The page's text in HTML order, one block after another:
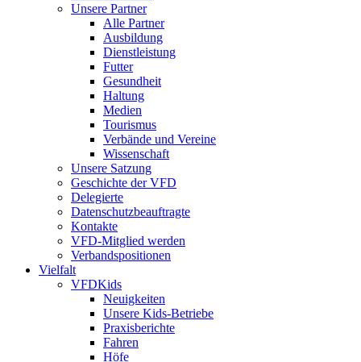
Unsere Partner
Alle Partner
Ausbildung
Dienstleistung
Futter
Gesundheit
Haltung
Medien
Tourismus
Verbände und Vereine
Wissenschaft
Unsere Satzung
Geschichte der VFD
Delegierte
Datenschutzbeauftragte
Kontakte
VFD-Mitglied werden
Verbandspositionen
Vielfalt
VFDKids
Neuigkeiten
Unsere Kids-Betriebe
Praxisberichte
Fahren
Höfe